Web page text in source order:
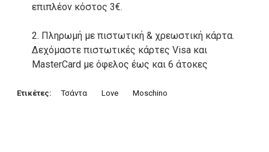
επιπλέον κόστος 3€.
2. Πληρωμή με πιστωτική & χρεωστική κάρτα.
Δεχόμαστε πιστωτικές κάρτες Visa και
MasterCard με όφελος έως και 6 άτοκες
μας κατάστημα πραγρατοποιούνται μέσα από
Ετικέτες: Τσάντα Love Moschino